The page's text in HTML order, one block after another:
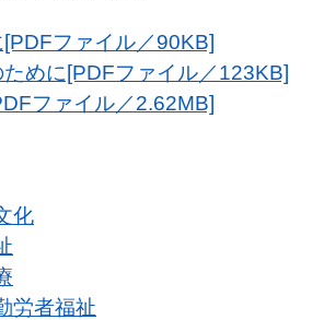
ファイル／90KB]
めに[PDFファイル／123KB]
ファイル／2.62MB]
化
労者福祉